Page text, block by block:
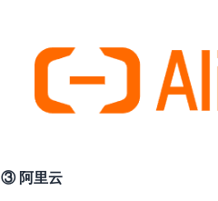
③ 阿里云